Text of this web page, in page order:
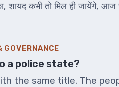
शायद कभी तो मिल ही जायेंगे,
GOVERNANCE
a police state?
the same title. The